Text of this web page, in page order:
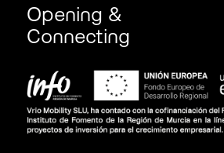
Opening &
Connecting